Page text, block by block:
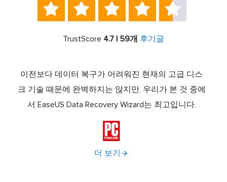
    
TrustScore 4.7 | 59개 후기글
이전보다 데이터 복구가 어려워진 현재의 고급 디스
크 기술 때문에 완벽하지는 않지만, 우리가 본 것 중에
서 EaseUS Data Recovery Wizard는 최고입니다.

더 보기